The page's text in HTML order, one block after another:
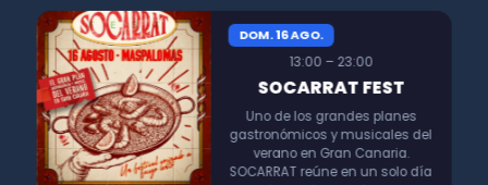
DOM. 16 AGO.
13:00 – 23:00
SOCARRAT FEST
Uno de los grandes planes
gastronómicos y musicales del
verano en Gran Canaria.
SOCARRAT reúne en un solo día